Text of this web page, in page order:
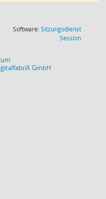
Software:Sitzungsdienst
Session(Wird in
GmbH